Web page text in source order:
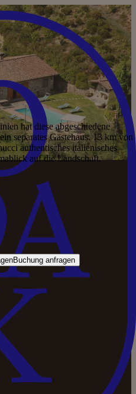
hat diese abgeschiedene
separates Gästehaus. 13 km von
authentisches italienisches
auf die Landschaft.
Buchung anfragen